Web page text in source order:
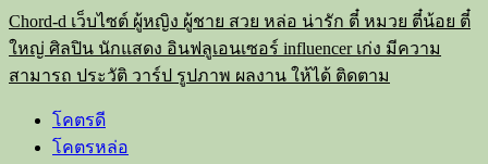
Chord-d เว็บไซต์ ผู้หญิง ผู้ชาย สวย หล่อ น่ารัก ตี๋ หมวย ตี๋น้อย ตี๋
ใหญ่ ศิลปิน นักแสดง อินฟลูเอนเซอร์ influencer เก่ง มีความ
สามารถ ประวัติ วาร์ป รูปภาพ ผลงาน ให้ได้ ติดตาม
โคตรดี
โคตรหล่อ